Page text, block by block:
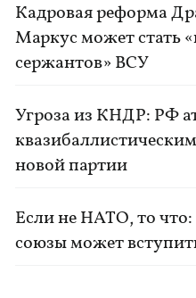
Кадровая реформа
Маркус может стать
сержантов» ВСУ
Угроза из КНДР: РФ
новой партии
Если не НАТО, то
союзы может